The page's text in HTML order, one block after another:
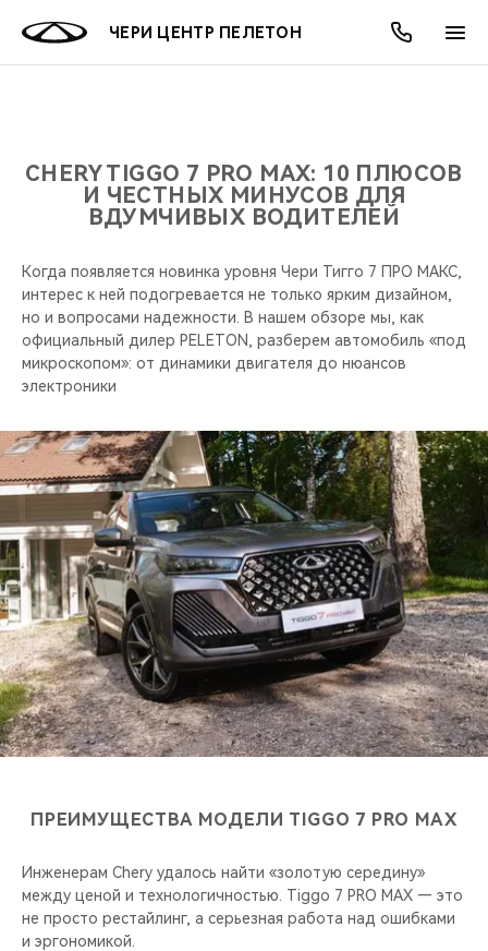
ЧЕРИ ЦЕНТР ПЕЛЕТОН
ВСЕ МОДЕЛИ
КРОССОВЕРЫ
СЕДАНЫ
ВЫБОР И ПОКУПКА
КРЕДИТ И СТРАХОВАНИЕ
ЗАПЧАСТИ И АКСЕССУАРЫ
ПОДДЕРЖКА
CHERY CONNECT
АКСЕССУАРЫ
О БРЕНДЕ
CHERY В СОЦСЕТЯХ
ЛЮДИ CHERY
БЛАГОТВОРИТЕЛЬНОСТЬ
CHERY REMOTE
CHERY И СПОРТ
НАШИ МЕРОПРИЯТИЯ
ВИДЕООБЗОРЫ
CHERY ДЛЯ ДЕТЕЙ
ВЫГОДЫ И АКЦИИ
ВЫБОР И ПОКУПКА
КРЕДИТ
МЫ В СОЦСЕТЯХ
CHERY TIGGO 7 PRO MAX: 10 ПЛЮСОВ
И ЧЕСТНЫХ МИНУСОВ ДЛЯ
ВДУМЧИВЫХ ВОДИТЕЛЕЙ
Когда появляется новинка уровня Чери Тигго 7 ПРО МАКС,
интерес к ней подогревается не только ярким дизайном,
но и вопросами надежности. В нашем обзоре мы, как
официальный дилер PELETON, разберем автомобиль «под
микроскопом»: от динамики двигателя до нюансов
электроники
ПРЕИМУЩЕСТВА МОДЕЛИ TIGGO 7 PRO MAX
Инженерам Chery удалось найти «золотую середину»
между ценой и технологичностью. Tiggo 7 PRO MAX — это
не просто рестайлинг, а серьезная работа над ошибками
и эргономикой.